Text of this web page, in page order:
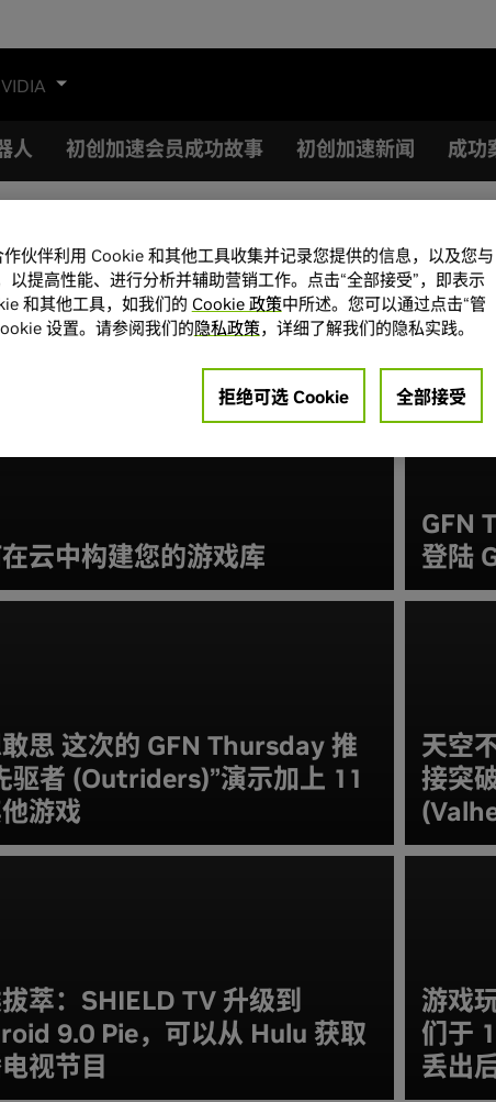
人 初创加速会员成功故事 初创加速新闻 成功
云中构建您的游戏库
GFN
登陆
思 这次的 GFN Thursday 推
驱者 (Outriders)”演示加上 11
游戏
天空
接突
萃：SHIELD TV 升级到
9.0 Pie，可以从 Hulu 获取
视节目
游戏
们于
丢出后
伙伴利用 Cookie 和其他工具收集并记录您提供的信息，以及您与
以提高性能、进行分析并辅助营销工作。点击“全部接受”，即表示
和其他工具，如我们的 Cookie 政策中所述。您可以通过点击“管
设置。请参阅我们的隐私政策，详细了解我们的隐私实践。
拒绝可选 Cookie 全部接受